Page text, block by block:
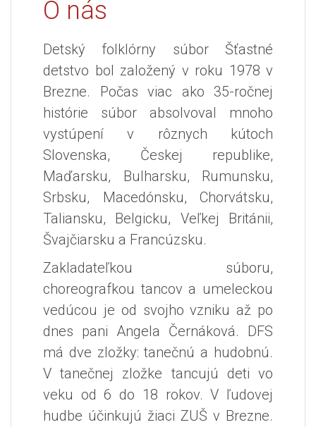
O nás
Detský folklórny súbor Šťastné
detstvo bol založený v roku 1978 v
Brezne. Počas viac ako 35-ročnej
histórie súbor absolvoval mnoho
vystúpení v rôznych kútoch
Slovenska, Českej republike,
Maďarsku, Bulharsku, Rumunsku,
Srbsku, Macedónsku, Chorvátsku,
Taliansku, Belgicku, Veľkej Británii,
Švajčiarsku a Francúzsku.
Zakladateľkou súboru,
choreografkou tancov a umeleckou
vedúcou je od svojho vzniku až po
dnes pani Angela Černáková. DFS
má dve zložky: tanečnú a hudobnú.
V tanečnej zložke tancujú deti vo
veku od 6 do 18 rokov. V ľudovej
hudbe účinkujú žiaci ZUŠ v Brezne.